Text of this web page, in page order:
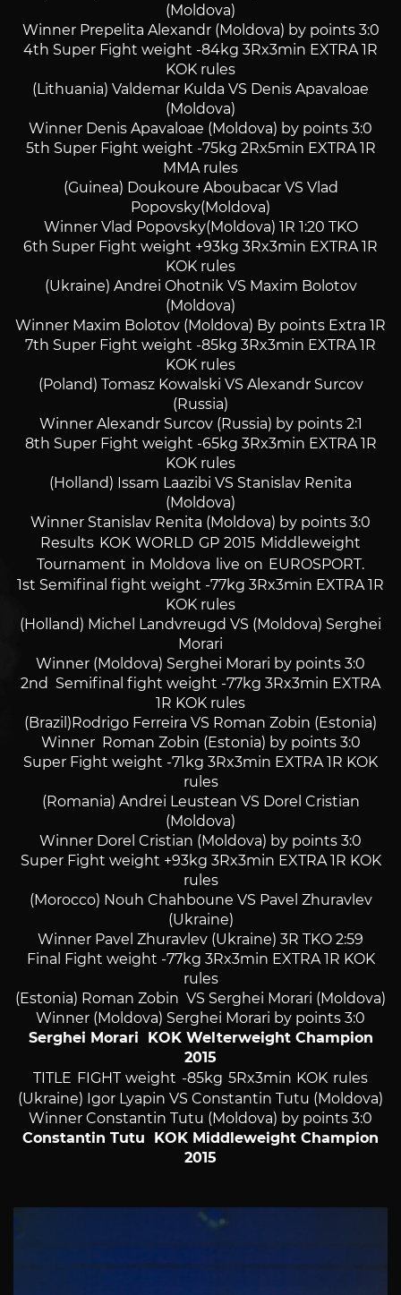
(Moldova)
Winner Prepelita Alexandr (Moldova) by points 3:0
4th Super Fight weight -84kg 3Rx3min EXTRA 1R
KOK rules
(Lithuania) Valdemar Kulda VS Denis Apavaloae
(Moldova)
Winner Denis Apavaloae (Moldova) by points 3:0
5th Super Fight weight -75kg 2Rx5min EXTRA 1R
MMA rules
(Guinea) Doukoure Aboubacar VS Vlad
Popovsky(Moldova)
Winner Vlad Popovsky(Moldova) 1R 1:20 TKO
6th Super Fight weight +93kg 3Rx3min EXTRA 1R
KOK rules
(Ukraine) Andrei Ohotnik VS Maxim Bolotov
(Moldova)
Winner Maxim Bolotov (Moldova) By points Extra 1R
7th Super Fight weight -85kg 3Rx3min EXTRA 1R
KOK rules
(Poland) Tomasz Kowalski VS Alexandr Surcov
(Russia)
Winner Alexandr Surcov (Russia) by points 2:1
8th Super Fight weight -65kg 3Rx3min EXTRA 1R
KOK rules
(Holland) Issam Laazibi VS Stanislav Renita
(Moldova)
Winner Stanislav Renita (Moldova) by points 3:0
Results KOK WORLD GP 2015 Middleweight
Tournament in Moldova live on EUROSPORT.
1st Semifinal fight weight -77kg 3Rx3min EXTRA 1R
KOK rules
(Holland) Michel Landvreugd VS (Moldova) Serghei
Morari
Winner (Moldova) Serghei Morari by points 3:0
2nd Semifinal fight weight -77kg 3Rx3min EXTRA
1R KOK rules
(Brazil)Rodrigo Ferreira VS Roman Zobin (Estonia)
Winner Roman Zobin (Estonia) by points 3:0
Super Fight weight -71kg 3Rx3min EXTRA 1R KOK
rules
(Romania) Andrei Leustean VS Dorel Cristian
(Moldova)
Winner Dorel Cristian (Moldova) by points 3:0
Super Fight weight +93kg 3Rx3min EXTRA 1R KOK
rules
(Morocco) Nouh Chahboune VS Pavel Zhuravlev
(Ukraine)
Winner Pavel Zhuravlev (Ukraine) 3R TKO 2:59
Final Fight weight -77kg 3Rx3min EXTRA 1R KOK
rules
(Estonia) Roman Zobin VS Serghei Morari (Moldova)
Winner (Moldova) Serghei Morari by points 3:0
Serghei Morari KOK Welterweight Champion
2015
TITLE FIGHT weight -85kg 5Rx3min KOK rules
(Ukraine) Igor Lyapin VS Constantin Tutu (Moldova)
Winner Constantin Tutu (Moldova) by points 3:0
Constantin Tutu KOK Middleweight Champion
2015